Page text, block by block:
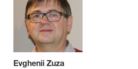
Evghenii Zuza